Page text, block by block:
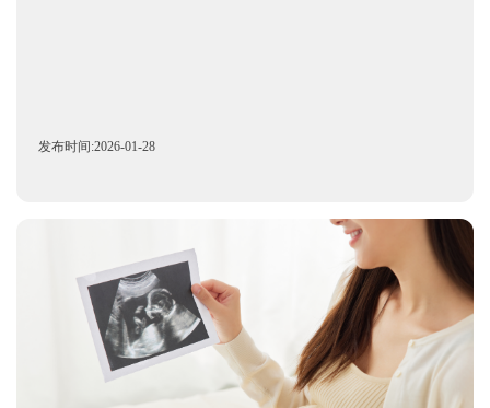
发布时间:2026-01-28